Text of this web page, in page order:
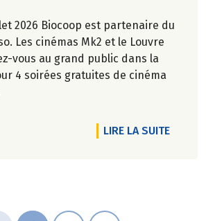
2026 Biocoop est partenaire du
Les cinémas Mk2 et le Louvre
vous au grand public dans la
4 soirées gratuites de cinéma
LIRE LA SUITEDE